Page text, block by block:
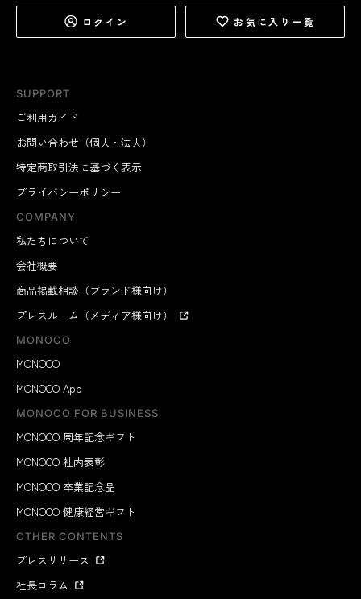
SUPPORT
ご利用ガイド
お問い合わせ（個人・法人）
特定商取引法に基づく表示
プライバシーポリシー
COMPANY
私たちについて
会社概要
商品掲載相談（ブランド様向け）
プレスルーム（メディア様向け）
MONOCO
MONOCO
MONOCO App
MONOCO FOR BUSINESS
MONOCO 周年記念ギフト
MONOCO 社内表彰
MONOCO 卒業記念品
MONOCO 健康経営ギフト
OTHER CONTENTS
プレスリリース
社長コラム
ログイン お気に入り一覧